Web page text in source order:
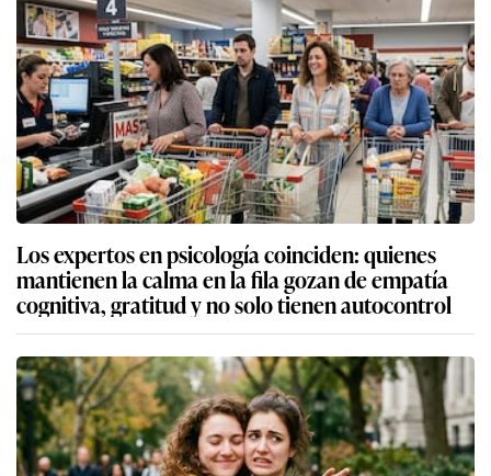
Los expertos en psicología coinciden: quienes
mantienen la calma en la fila gozan de empatía
cognitiva, gratitud y no solo tienen autocontrol